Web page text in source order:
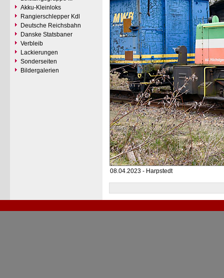
Akku-Kleinloks
Rangierschlepper Kdl
Deutsche Reichsbahn
Danske Statsbaner
Verbleib
Lackierungen
Sonderseiten
Bildergalerien
08.04.2023 - Harpstedt